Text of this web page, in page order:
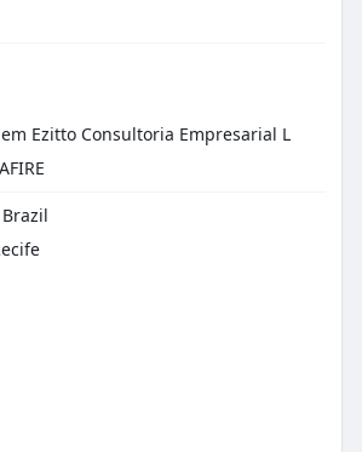
Ezitto Consultoria Empresarial L